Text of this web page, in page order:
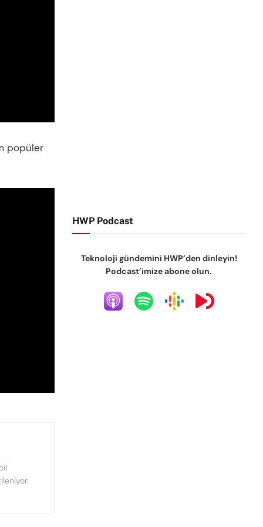
popüler
HWP Podcast
Teknoloji gündemini HWP’den dinleyin!
Podcast’imize abone olun.